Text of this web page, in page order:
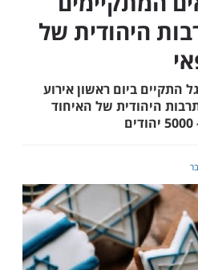
את החיים
של
ביום ראשון אירוע
של האיחוד